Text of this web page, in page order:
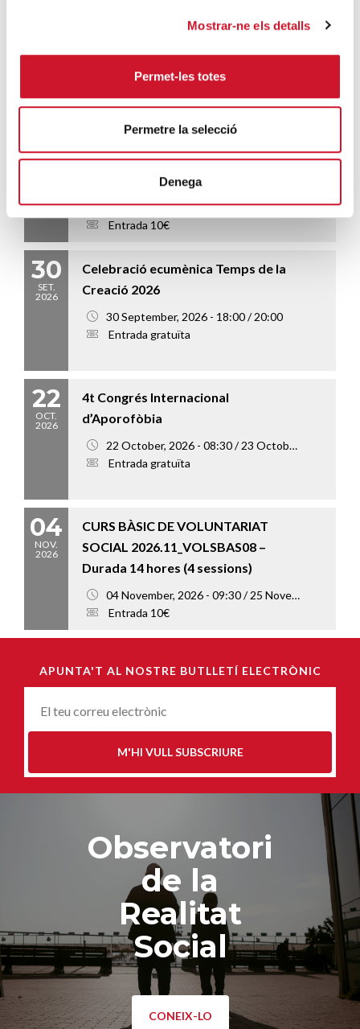
Mostrar-ne els detalls
Permet-les totes
Permetre la selecció
Denega
ALTRES ESDEVENIMENTS...
SET.
CURS BÀSIC DE VOLUNTARIAT
SOCIAL 2026.09_VOLSBAS07 –
Durada 14 hores (5 sessions)
22 September, 2026 - 17:00 / 20 October, 2026 - 20:00
Entrada 10€
30
SET.
2026
Celebració ecumènica Temps de la
Creació 2026
30 September, 2026 - 18:00 / 20:00
Entrada gratuïta
22
OCT.
2026
4t Congrés Internacional
d’Aporofòbia
22 October, 2026 - 08:30 / 23 October, 2026 - 18:00
Entrada gratuïta
04
NOV.
2026
CURS BÀSIC DE VOLUNTARIAT
SOCIAL 2026.11_VOLSBAS08 –
Durada 14 hores (4 sessions)
04 November, 2026 - 09:30 / 25 November, 2026 - 13:00
Entrada 10€
APUNTA'T AL NOSTRE BUTLLETÍ ELECTRÒNIC
Correu-
M'HI VULL SUBSCRIURE
Observatori
de la
Realitat
Social
CONEIX-LO